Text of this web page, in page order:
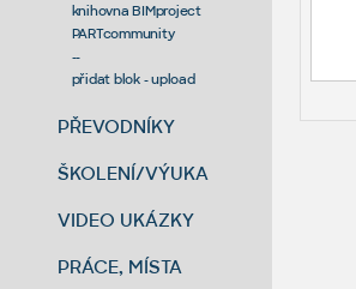
knihovna BIMproject
PARTcommunity
--
přidat blok - upload
PŘEVODNÍKY
ŠKOLENÍ/VÝUKA
VIDEO UKÁZKY
PRÁCE, MÍSTA